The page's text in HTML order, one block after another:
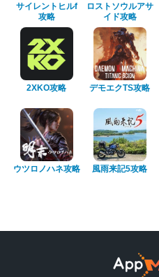
サイレントヒルf
攻略
ロストソウルアサ
イド攻略
2XKO攻略 デモエクTS攻略
ウツロノハネ攻略 風雨来記5攻略